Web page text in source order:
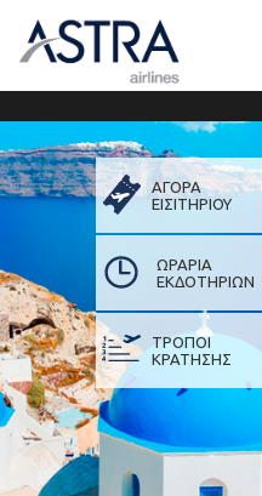
ΑΓΟΡΑ
ΕΙΣΙΤΗΡΙΟΥ
ΩΡΑΡΙΑ
ΕΚΔΟΤΗΡΙΩΝ
ΤΡΟΠΟΙ
ΚΡΑΤΗΣΗΣ